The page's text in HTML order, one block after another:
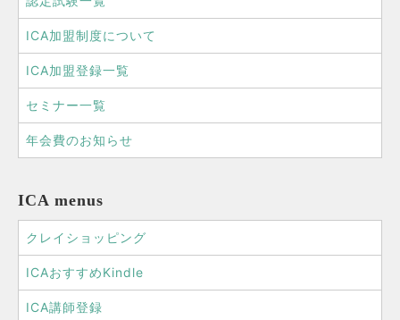
ICA加盟制度について
ICA加盟登録一覧
セミナー一覧
年会費のお知らせ
ICA menus
クレイショッピング
ICAおすすめKindle
ICA講師登録